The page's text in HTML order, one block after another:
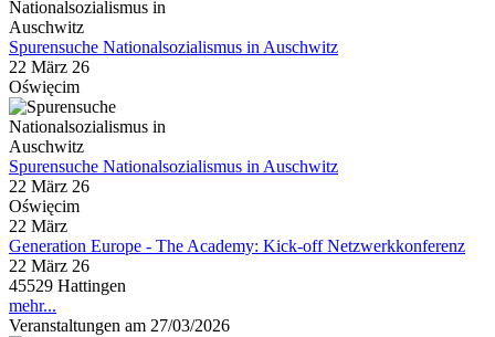
Spurensuche Nationalsozialismus in Auschwitz
22 März 26
Oświęcim
Spurensuche Nationalsozialismus in Auschwitz
22 März 26
Oświęcim
22 März
Generation Europe - The Academy: Kick-off Netzwerkkonferenz
22 März 26
45529 Hattingen
mehr...
Veranstaltungen am 27/03/2026